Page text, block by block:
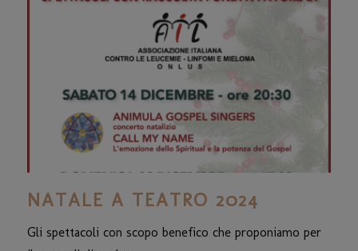
NATALE A TEATRO 2024
Gli spettacoli con scopo benefico che proponiamo per